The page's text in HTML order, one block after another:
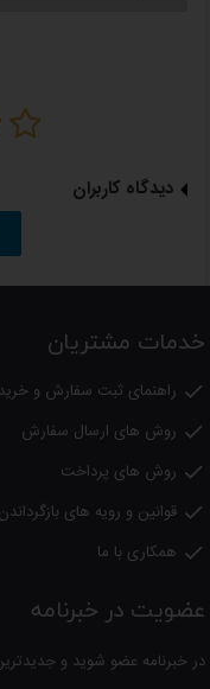
50x15x74 سانتی متر
18 ماه گارانتی
با ضمانت نامه شرکت ویداس
دیدگاه کاربران
خدمات مشتریان
 راهنمای ثبت سفارش و خرید
 روش های ارسال سفارش
 روش های پرداخت
 قوانین و رویه های بازگرداندن
 همکاری با ما
عضویت در خبرنامه
در خبرنامه عضو شوید و